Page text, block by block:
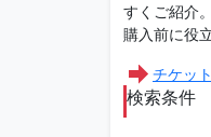
すくご紹介。
購入前に役
チケッ
検索条件